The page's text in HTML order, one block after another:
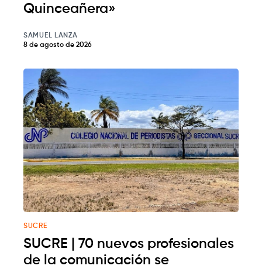
Quinceañera»
SAMUEL LANZA
8 de agosto de 2026
SUCRE
SUCRE | 70 nuevos profesionales
de la comunicación se